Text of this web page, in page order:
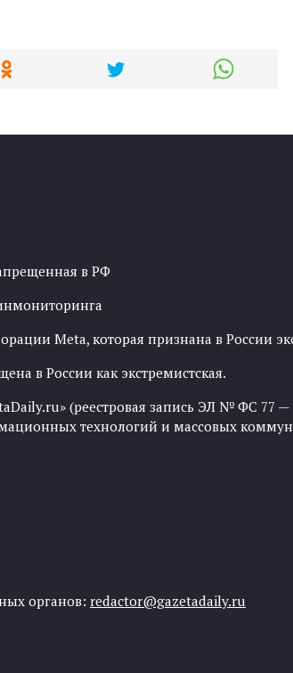
в РФ
Meta, которая признана в России
в России как экстремистская.
(реестровая запись ЭЛ № ФС 77 —
технологий и массовых
органов: redactor@gazetadaily.ru